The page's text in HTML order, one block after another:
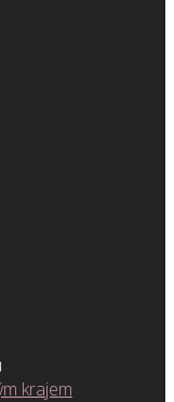
krajem